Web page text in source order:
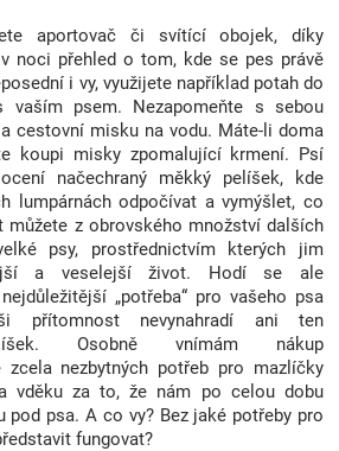
aportovač či svítící obojek, díky
noci přehled o tom, kde se pes právě
i vy, využijete například potah do
psem. Nezapomeňte s sebou
cestovní misku na vodu. Máte-li doma
koupi misky zpomalující krmení. Psí
načechraný měkký pelíšek, kde
lumpárnách odpočívat a vymýšlet, co
můžete z obrovského množství dalších
psy, prostřednictvím kterých jim
a veselejší život. Hodí se ale
„potřeba“ pro vašeho psa
přítomnost nevynahradí ani ten
Osobně vnímám nákup
zcela nezbytných potřeb pro mazlíčky
vděku za to, že nám po celou dobu
pod psa. A co vy? Bez jaké potřeby pro
fungovat?